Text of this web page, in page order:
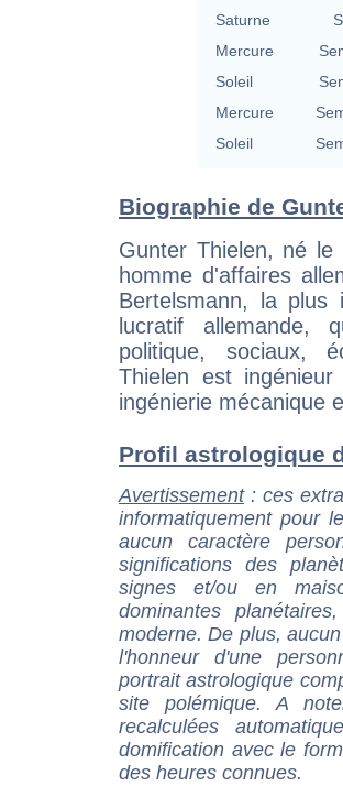
Saturne
Mercure
Soleil
Mercure
Soleil
Biographie de
Gunter Thielen, né
homme d'affaires
Bertelsmann, la plus
lucratif allemande,
politique, sociaux,
Thielen est
ingénierie mécanique
Profil astrologique
Avertissement: ces
informatiquement pour
aucun caractère
significations des
signes et/ou en
dominantes
moderne. De plus,
l'honneur d'une
portrait astrologique
site polémique. A
recalculées
domification avec le
des heures connues.